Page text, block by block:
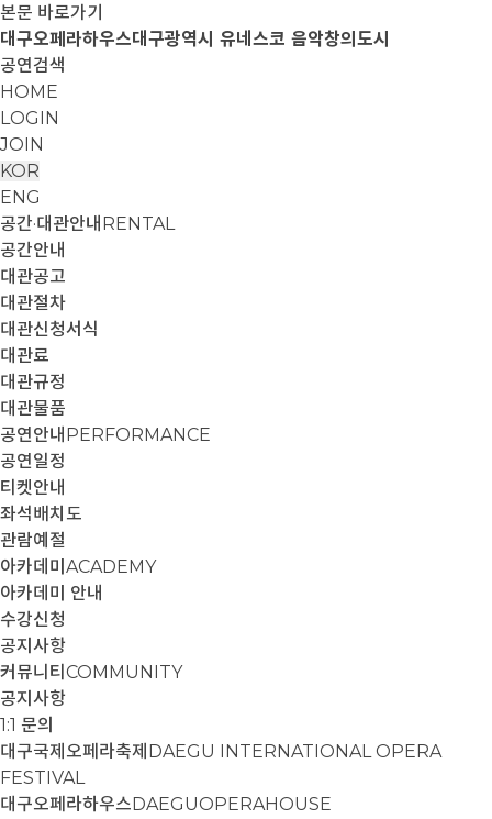
본문 바로가기
대구오페라하우스대구광역시 유네스코 음악창의도시
공연검색
HOME
LOGIN
JOIN
KOR
ENG
공간·대관안내 RENTAL
공간안내
대관공고
대관절차
대관신청서식
대관료
대관규정
대관물품
공연안내 PERFORMANCE
공연일정
티켓안내
좌석배치도
관람예절
아카데미 ACADEMY
아카데미 안내
수강신청
공지사항
커뮤니티 COMMUNITY
공지사항
1:1 문의
대구국제오페라축제 DAEGU INTERNATIONAL OPERA
FESTIVAL
대구오페라하우스DAEGUOPERAHOUSE